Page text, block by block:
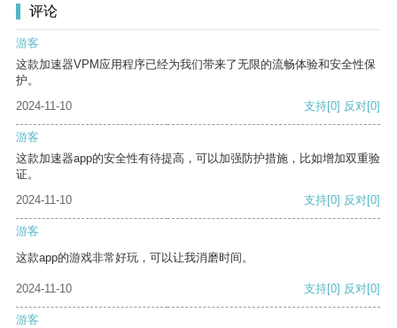
评论
游客
这款加速器VPM应用程序已经为我们带来了无限的流畅体验和安全性保
护。
2024-11-10
支持[0] 反对[0]
游客
这款加速器app的安全性有待提高，可以加强防护措施，比如增加双重验
证。
2024-11-10
支持[0] 反对[0]
游客
这款app的游戏非常好玩，可以让我消磨时间。
2024-11-10 支持[0] 反对[0]
游客